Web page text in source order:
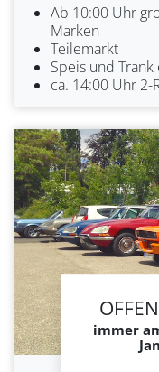
Ab 10:00 Uhr
Marken
Teilemarkt
Speis und Trank
ca. 14:00 Uhr 2-
immer